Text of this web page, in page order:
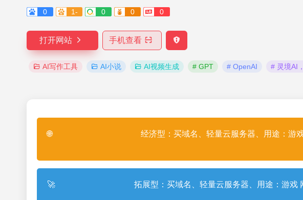
0 1- 0 0 0
打开网站 手机查看
AI写作工具 AI小说 AI视频生成 # GPT # OpenAI # 灵境AI
🌐 经济型：买域名、轻量云服务器、用途：游
🚀 拓展型：买域名、轻量云服务器、用途：游戏